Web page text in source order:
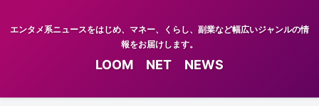
エンタメ系ニュースをはじめ、マネー、くらし、副業など幅広いジャンルの情
報をお届けします。
LOOM NET NEWS